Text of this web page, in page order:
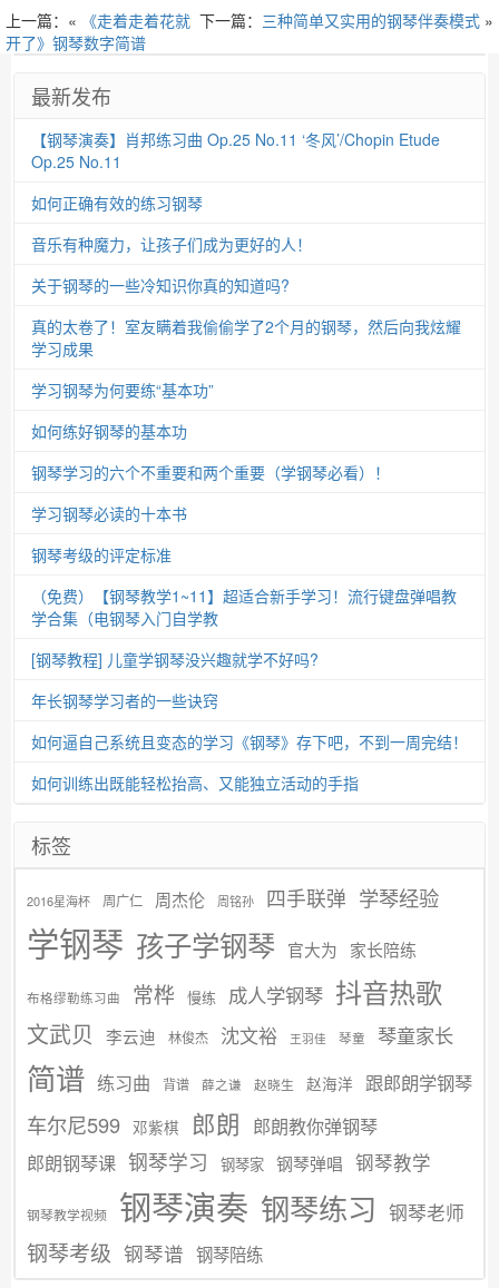
下一篇： 三种简单又实用的钢琴伴奏模式 »
上一篇：« 《走着走着花就
开了》钢琴数字简谱
最新发布
【钢琴演奏】肖邦练习曲 Op.25 No.11 ‘冬风’/Chopin Etude
Op.25 No.11
如何正确有效的练习钢琴
音乐有种魔力，让孩子们成为更好的人！
关于钢琴的一些冷知识你真的知道吗?
真的太卷了！室友瞒着我偷偷学了2个月的钢琴，然后向我炫耀
学习成果
学习钢琴为何要练“基本功”
如何练好钢琴的基本功
钢琴学习的六个不重要和两个重要（学钢琴必看）！
学习钢琴必读的十本书
钢琴考级的评定标准
（免费）【钢琴教学1~11】超适合新手学习！流行键盘弹唱教
学合集（电钢琴入门自学教
[钢琴教程] 儿童学钢琴没兴趣就学不好吗?
年长钢琴学习者的一些诀窍
如何逼自己系统且变态的学习《钢琴》存下吧，不到一周完结！
如何训练出既能轻松抬高、又能独立活动的手指
标签
2016星海杯 周广仁 周杰伦 周铭孙 四手联弹 学琴经验
学钢琴 孩子学钢琴 官大为 家长陪练
布格缪勒练习曲 常桦 慢练 成人学钢琴 抖音热歌
文武贝 李云迪 林俊杰 沈文裕 王羽佳 琴童 琴童家长
简谱 练习曲 背谱 薛之谦 赵晓生 赵海洋 跟郎朗学钢琴
车尔尼599 邓紫棋 郎朗 郎朗教你弹钢琴
郎朗钢琴课 钢琴学习 钢琴家 钢琴弹唱 钢琴教学
钢琴教学视频 钢琴演奏 钢琴练习 钢琴老师
钢琴考级 钢琴谱 钢琴陪练